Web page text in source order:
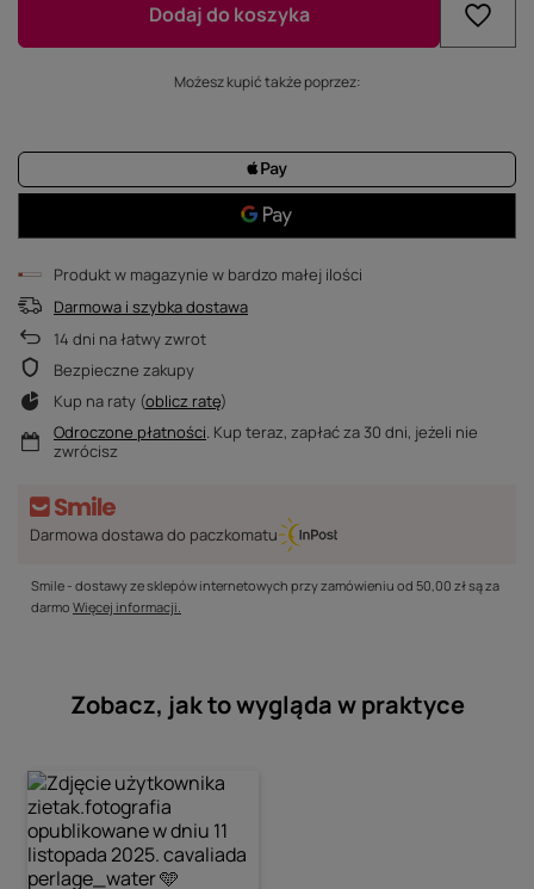
Dodaj do koszyka
Możesz kupić także poprzez:
Produkt w magazynie w bardzo małej ilości
Darmowa i szybka dostawa
14 dni na łatwy zwrot
Bezpieczne zakupy
Kup na raty (oblicz ratę)
Odroczone płatności. Kup teraz, zapłać za 30 dni, jeżeli nie
zwrócisz
Darmowa dostawa do paczkomatu
Smile - dostawy ze sklepów internetowych przy zamówieniu od 50,00 złsą za
darmo Więcej informacji.
Zobacz, jak to wygląda w praktyce